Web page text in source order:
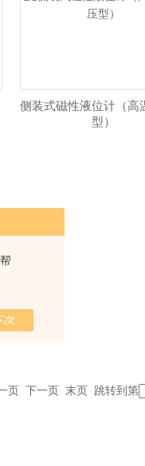
侧装式磁性液位计（高
型）
页 下一页 末页 跳转到第